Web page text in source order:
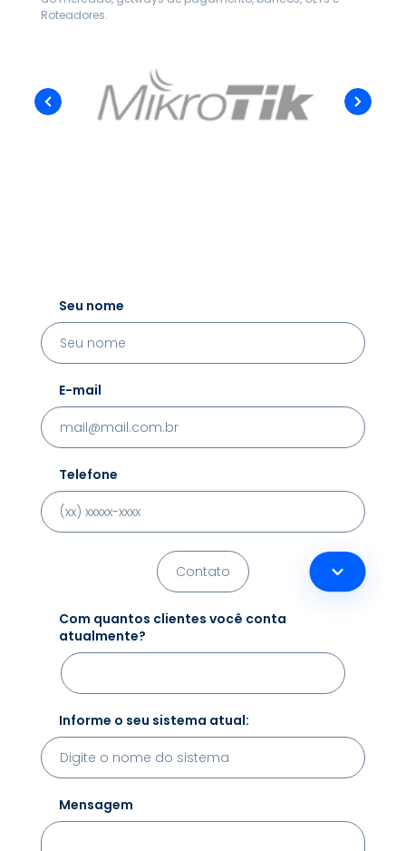
Roteadores.
Seu nome
E-mail
Telefone
Com quantos clientes você conta
atualmente?
Informe o seu sistema atual:
Mensagem